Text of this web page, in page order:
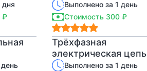
дня
₽
Выполнено за 1 день
Стоимость 300 ₽
Трёхфазная
электрическая
Решить задание
Выполнено за 1 день